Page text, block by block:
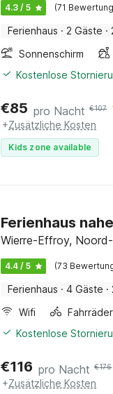
4.3 / 5 (71
Ferienhaus · 2 Gäste ·
Sonnenschirm
Kostenlose
€85 pro Nacht €107
+Zusätzliche Kosten
Kids zone available
Ferienhaus
Wierre-Effroy,
4.4 / 5 (73
Ferienhaus · 4 Gäste ·
Wifi
Kostenlose
€116 pro Nacht €176
+Zusätzliche Kosten